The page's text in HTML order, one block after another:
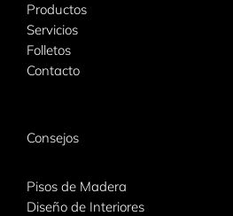
Productos
Servicios
Folletos
Contacto
Consejos
Pisos de Madera
Diseño de Interiores